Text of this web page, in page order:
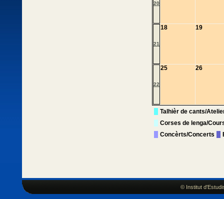
20
21
18 19
22
25 26
Talhièr de cants/
Corses de lenga/
Concèrts/Concerts
© Institut